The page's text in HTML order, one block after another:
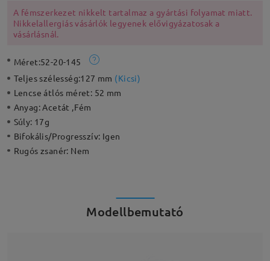
állsz a dicséretekre ezzel a pár szemüveggel!
A fémszerkezet nikkelt tartalmaz a gyártási folyamat miatt.
Nikkelallergiás vásárlók legyenek elővigyázatosak a
vásárlásnál.
Méret:52-20-145
Teljes szélesség:127 mm (Kicsi)
Lencse átlós méret: 52 mm
Anyag:Acetát ,Fém
Súly: 17g
Bifokális/Progresszív: Igen
Rugós zsanér: Nem
Modellbemutató